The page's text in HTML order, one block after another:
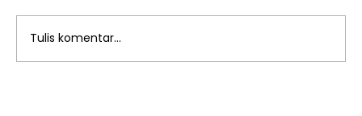
Tulis komentar...